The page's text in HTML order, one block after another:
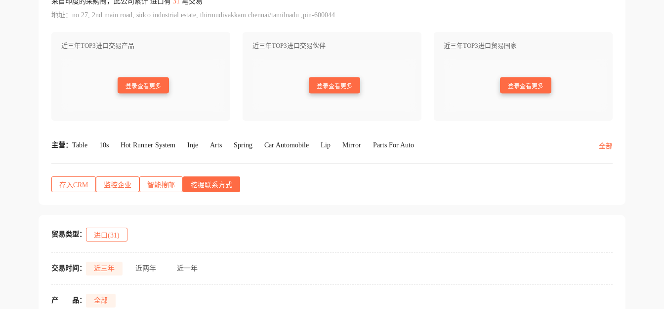
地址：no.27, 2nd main road, sidco industrial estate, thirmudivakkam chennai/tamilnadu.,pin-600044
近三年TOP3进口交易产品
登录查看更多
近三年TOP3进口交易伙伴
登录查看更多
近三年TOP3进口贸易国家
登录查看更多
主营： Table 10s Hot Runner System Inje Arts Spring Car Automobile Lip Mirror Parts For Auto 全部
存入CRM 监控企业 智能搜邮 挖掘联系方式
贸易类型： 进口(31)
交易时间： 近三年 近两年 近一年
产 品： 全部